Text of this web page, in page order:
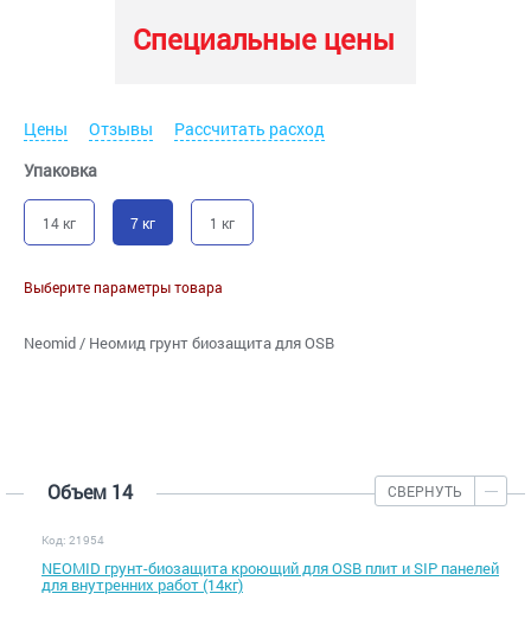
Специальные цены
Цены Отзывы
Рассчитать расход
Упаковка
14 кг 7 кг 1 кг
Выберите параметры товара
Neomid / Неомид грунт биозащита для OSB
Объем 14 СВЕРНУТЬ
Код: 21954
NEOMID грунт-биозащита кроющий для OSB плит и SIP панелей
для внутренних работ (14кг)